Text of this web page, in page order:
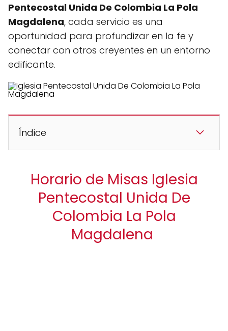
Pentecostal Unida De Colombia La Pola
Magdalena, cada servicio es una
oportunidad para profundizar en la fe y
conectar con otros creyentes en un entorno
edificante.
Índice
Horario de Misas Iglesia
Pentecostal Unida De
Colombia La Pola
Magdalena